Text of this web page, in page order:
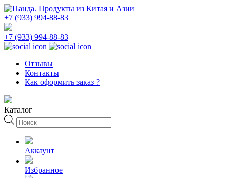
+7 (933) 994-88-83
+7 (933) 994-88-83
Отзывы
Контакты
Как оформить заказ ?
Каталог
Поиск
товаров
Аккаунт
Избранное